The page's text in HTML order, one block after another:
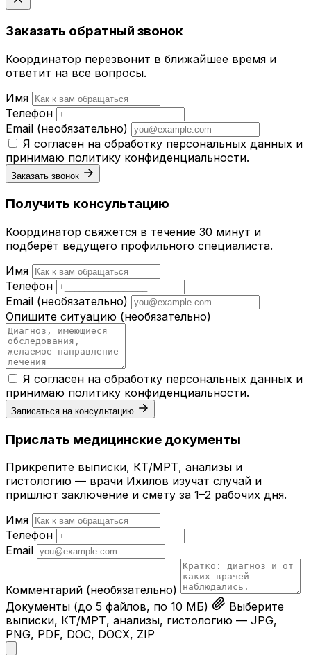
Заказать обратный звонок
Координатор перезвонит в ближайшее время и
ответит на все вопросы.
Имя
Телефон
Email (необязательно)
Я согласен на обработку персональных данных и
принимаю политику конфиденциальности.
Заказать звонок
Получить консультацию
Координатор свяжется в течение 30 минут и
подберёт ведущего профильного специалиста.
Имя
Телефон
Email (необязательно)
Опишите ситуацию (необязательно)
Я согласен на обработку персональных данных и
принимаю политику конфиденциальности.
Записаться на консультацию
Прислать медицинские документы
Прикрепите выписки, КТ/МРТ, анализы и
гистологию — врачи Ихилов изучат случай и
пришлют заключение и смету за 1–2 рабочих дня.
Имя
Телефон
Email
Комментарий (необязательно)
Документы (до 5 файлов, по 10 МБ)
Выберите
выписки, КТ/МРТ, анализы, гистологию — JPG,
PNG, PDF, DOC, DOCX, ZIP